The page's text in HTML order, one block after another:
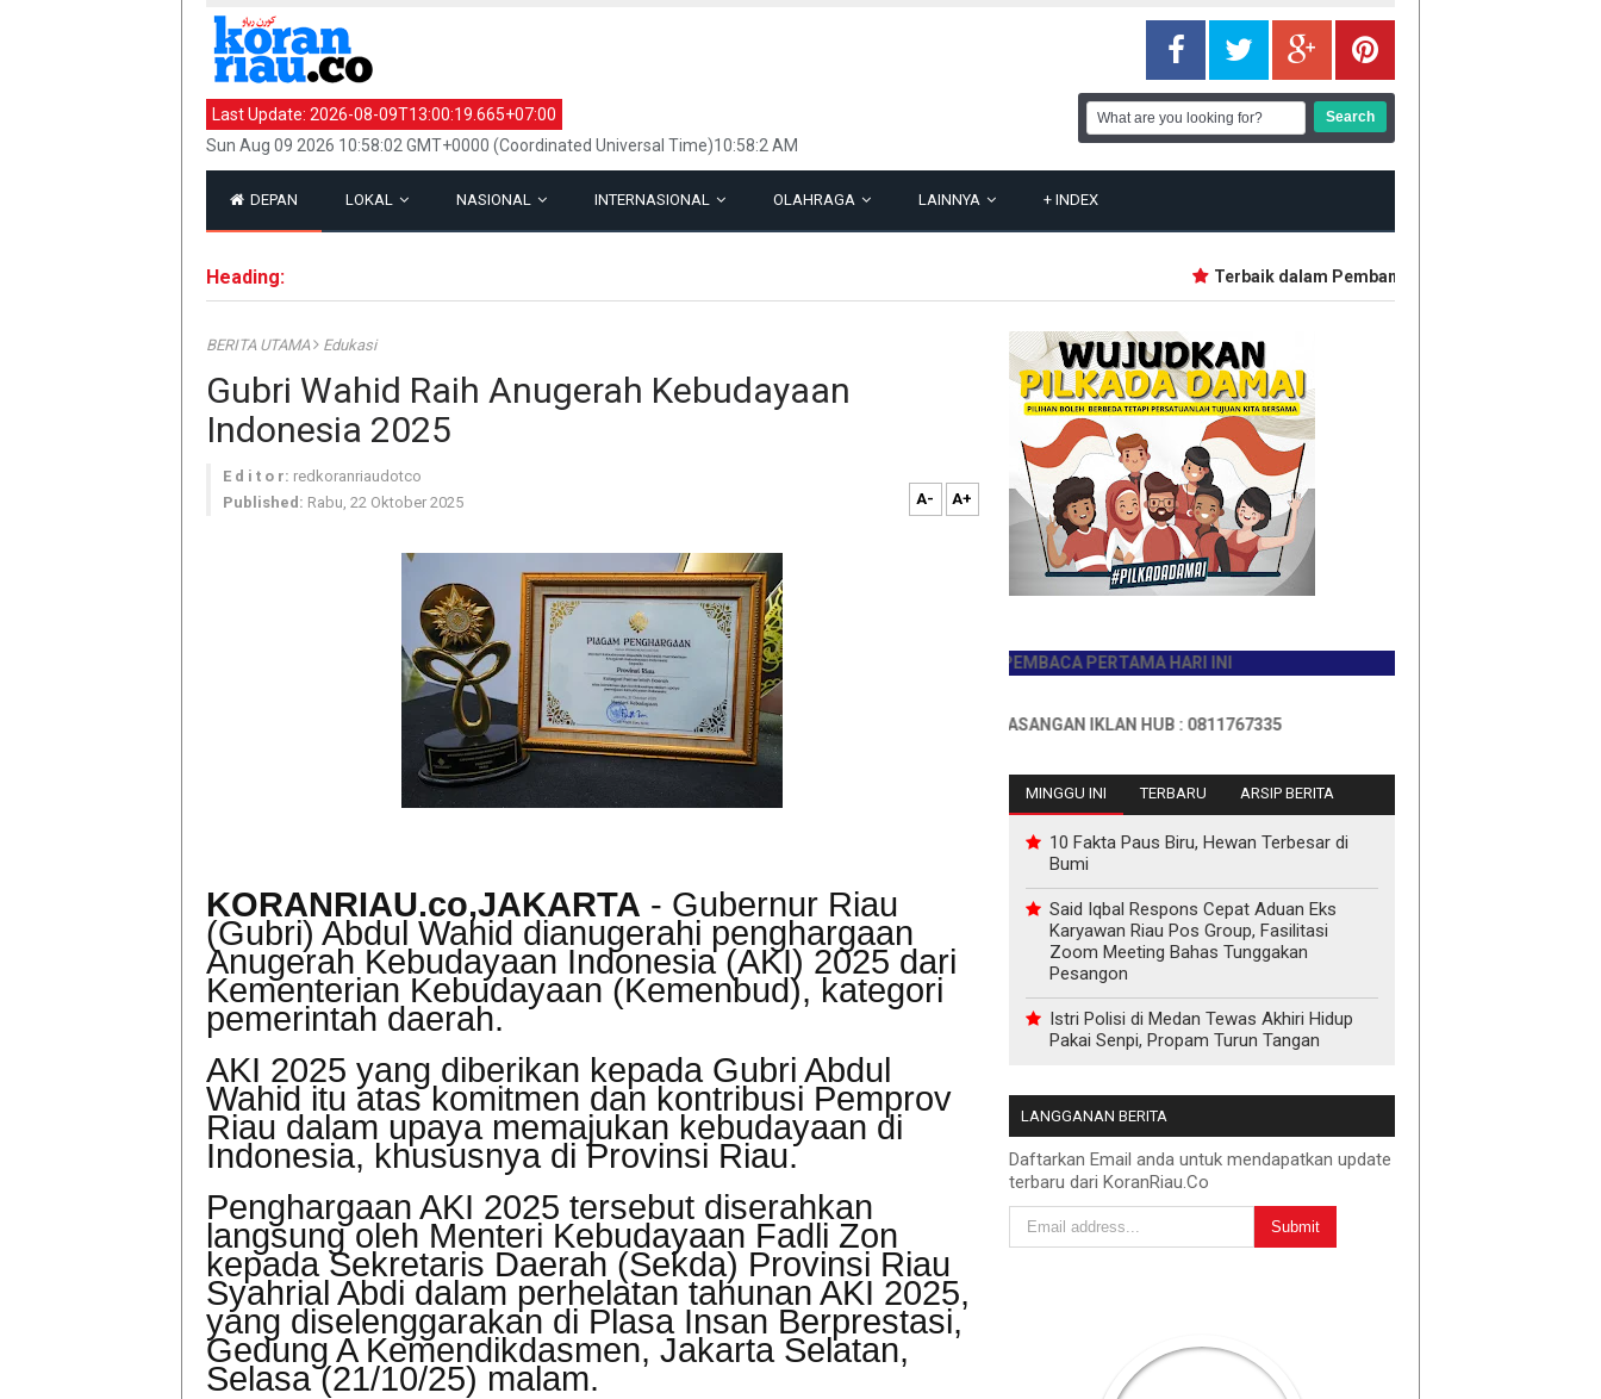
Last Update: 2026-08-09T13:00:19.665+07:00
Sun Aug 09 2026 10:58:02 GMT+0000 (Coordinated Universal Time)10:58:2 AM
DEPAN LOKAL NASIONAL INTERNASIONAL OLAHRAGA LAINNYA + INDEX
Heading: Terbaik dalam Pembangunan, Lima Daerah Ini
BERITA UTAMA Edukasi
Gubri Wahid Raih Anugerah Kebudayaan
Indonesia 2025
E d i t o r: redkoranriaudotco
Published: Rabu, 22 Oktober 2025 A- A+
KORANRIAU.co,JAKARTA - Gubernur Riau
(Gubri) Abdul Wahid dianugerahi penghargaan
Anugerah Kebudayaan Indonesia (AKI) 2025 dari
Kementerian Kebudayaan (Kemenbud), kategori
pemerintah daerah.
AKI 2025 yang diberikan kepada Gubri Abdul
Wahid itu atas komitmen dan kontribusi Pemprov
Riau dalam upaya memajukan kebudayaan di
Indonesia, khususnya di Provinsi Riau.
Penghargaan AKI 2025 tersebut diserahkan
langsung oleh Menteri Kebudayaan Fadli Zon
kepada Sekretaris Daerah (Sekda) Provinsi Riau
Syahrial Abdi dalam perhelatan tahunan AKI 2025,
yang diselenggarakan di Plasa Insan Berprestasi,
Gedung A Kemendikdasmen, Jakarta Selatan,
Selasa (21/10/25) malam.
JADILAH PEMBACA PERTAMA HARI INI
INFO PEMASANGAN IKLAN HUB : 0811767335
MINGGU INI TERBARU ARSIP BERITA
10 Fakta Paus Biru, Hewan Terbesar di
Bumi
Said Iqbal Respons Cepat Aduan Eks
Karyawan Riau Pos Group, Fasilitasi
Zoom Meeting Bahas Tunggakan
Pesangon
Istri Polisi di Medan Tewas Akhiri Hidup
Pakai Senpi, Propam Turun Tangan
LANGGANAN BERITA
Daftarkan Email anda untuk mendapatkan update
terbaru dari KoranRiau.Co